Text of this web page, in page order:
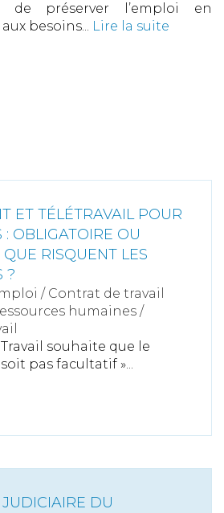
de préserver l’emploi en
besoins... Lire la suite
ET TÉLÉTRAVAIL POUR
: OBLIGATOIRE OU
QUE RISQUENT LES
?
/ Contrat de travail
humaines /
souhaite que le
pas facultatif »...
DU